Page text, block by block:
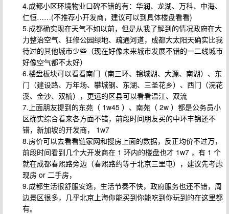
4.成都小区环境物业口碑不错的有：华润、龙湖、万科、中海、
仁恒……(不推荐小开发商，建议可以到具体楼盘看看)
5.成都确实现在天气不如以前，但是从我了解到的情况政府在大
力整治空气、狂修公园绿地、疏通河道，成都大太阳天确实比我
待过的其他城市少些（现在好像未来城市发展不错的一二线城市
好像空气都不太好）
6.楼盘板块可以看看南门（南三环、锦城湖、大源、南湖）、东
门（建设路、万年场、攀城钢、东湖、三圣花乡）、西门（浣花
溪、金沙、双楠），更远的区县可以看看温江、双流
7.上面朋友提到的东苑（ 1w45 ）、南苑（ 2w ）都是公务员小
区确实综合看来各方面不错，前段时间朋友买的中环丰锦还不
错，新加坡的开发商， 1w7
8.房价可以去看看链家网和搜房上面的数据，反正均价不过万，
前段时间看到几个大开发商在 1 环内的楼盘也才 1w7 ，有 1 个
就在成都春熙路旁边（春熙路约等于北京三里屯），建议先考虑
现房 or 二手房，
9.成都生活很舒服安逸，生活节奏不快，政府服务也还不错，周
边景区很多，几乎北京上海你能买到你能吃到你玩到的在这里都
有。